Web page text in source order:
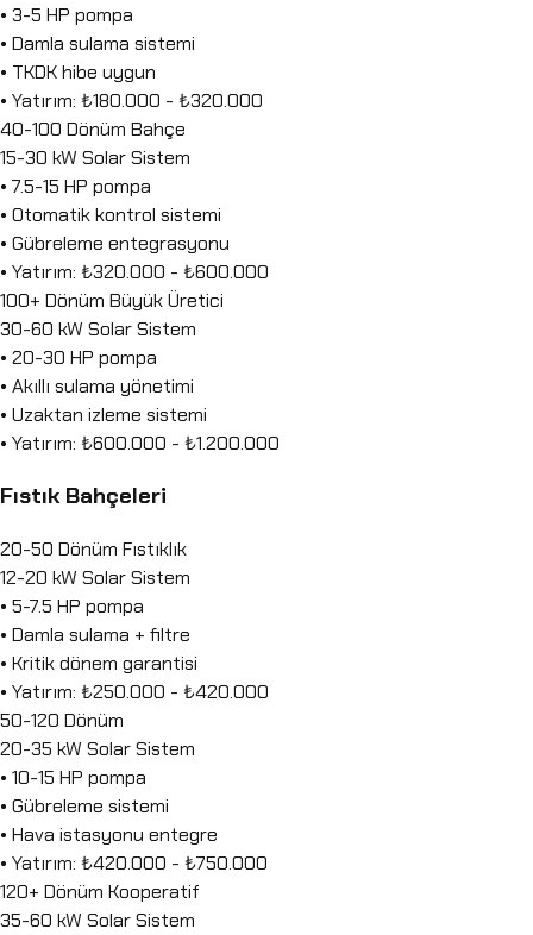
• 3-5 HP pompa
• Damla sulama sistemi
• TKDK hibe uygun
• Yatırım: ₺180.000 - ₺320.000
40-100 Dönüm Bahçe
15-30 kW Solar Sistem
• 7.5-15 HP pompa
• Otomatik kontrol sistemi
• Gübreleme entegrasyonu
• Yatırım: ₺320.000 - ₺600.000
100+ Dönüm Büyük Üretici
30-60 kW Solar Sistem
• 20-30 HP pompa
• Akıllı sulama yönetimi
• Uzaktan izleme sistemi
• Yatırım: ₺600.000 - ₺1.200.000
Fıstık Bahçeleri
20-50 Dönüm Fıstıklık
12-20 kW Solar Sistem
• 5-7.5 HP pompa
• Damla sulama + filtre
• Kritik dönem garantisi
• Yatırım: ₺250.000 - ₺420.000
50-120 Dönüm
20-35 kW Solar Sistem
• 10-15 HP pompa
• Gübreleme sistemi
• Hava istasyonu entegre
• Yatırım: ₺420.000 - ₺750.000
120+ Dönüm Kooperatif
35-60 kW Solar Sistem